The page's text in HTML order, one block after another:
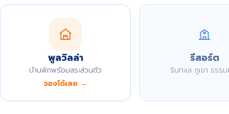
พูลวิลล่า
บ้านพักพร้อมสระส่วนตัว
จองได้เลย →
รีสอร์ต
ริมทะเล ภูเขา ธรร